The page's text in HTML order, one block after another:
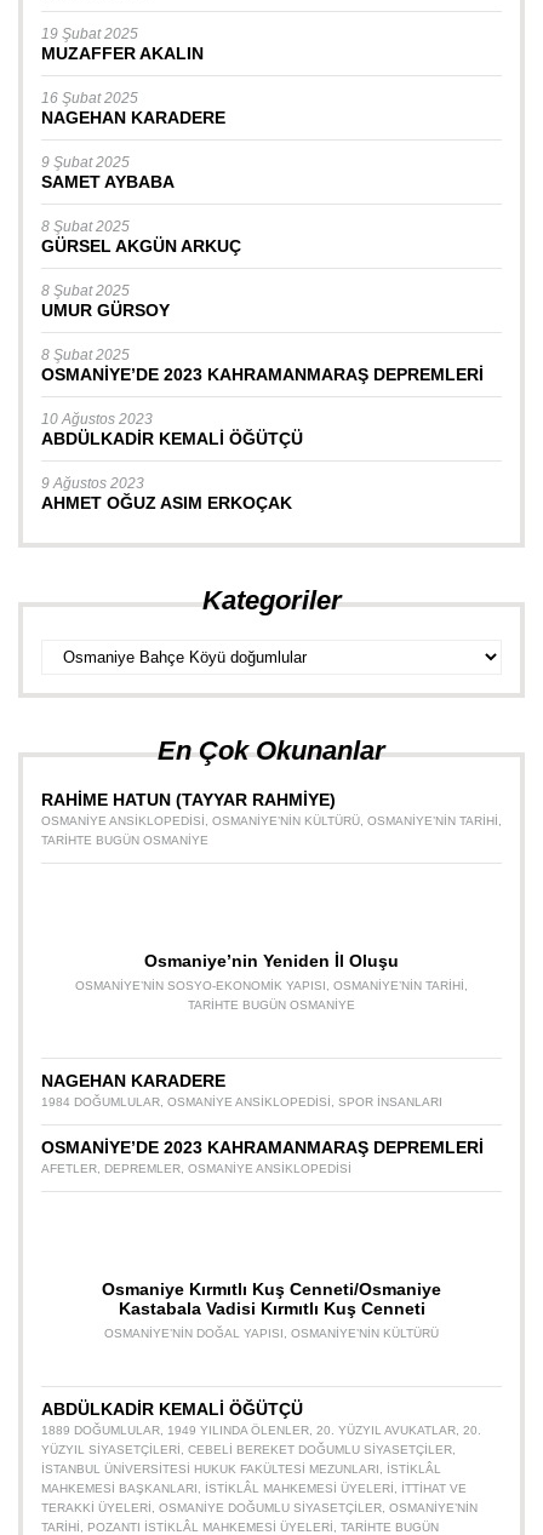
19 Şubat 2025
MUZAFFER AKALIN
16 Şubat 2025
NAGEHAN KARADERE
9 Şubat 2025
SAMET AYBABA
8 Şubat 2025
GÜRSEL AKGÜN ARKUÇ
8 Şubat 2025
UMUR GÜRSOY
8 Şubat 2025
OSMANİYE’DE 2023 KAHRAMANMARAŞ DEPREMLERİ
10 Ağustos 2023
ABDÜLKADİR KEMALİ ÖĞÜTÇÜ
9 Ağustos 2023
AHMET OĞUZ ASIM ERKOÇAK
Kategoriler
Kategoriler
En Çok Okunanlar
RAHİME HATUN (TAYYAR RAHMİYE)
OSMANIYE ANSIKLOPEDISI OSMANIYE’NIN KÜLTÜRÜ OSMANIYE’NIN TARIHI
TARIHTE BUGÜN OSMANIYE
Osmaniye’nin Yeniden İl Oluşu
OSMANIYE’NIN SOSYO-EKONOMIK YAPISI OSMANIYE’NIN TARIHI
TARIHTE BUGÜN OSMANIYE
NAGEHAN KARADERE
1984 DOĞUMLULAR OSMANIYE ANSIKLOPEDISI SPOR INSANLARI
OSMANİYE’DE 2023 KAHRAMANMARAŞ DEPREMLERİ
AFETLER DEPREMLER OSMANIYE ANSIKLOPEDISI
Osmaniye Kırmıtlı Kuş Cenneti/Osmaniye
Kastabala Vadisi Kırmıtlı Kuş Cenneti
OSMANIYE’NIN DOĞAL YAPISI OSMANIYE’NIN KÜLTÜRÜ
ABDÜLKADİR KEMALİ ÖĞÜTÇÜ
1889 DOĞUMLULAR 1949 YILINDA ÖLENLER 20. YÜZYIL AVUKATLAR 20.
YÜZYIL SIYASETÇILERI
CEBELI BEREKET DOĞUMLU SIYASETÇILER
İSTANBUL ÜNIVERSITESI HUKUK FAKÜLTESI MEZUNLARI
İSTIKLÂL
MAHKEMESI BAŞKANLARI
İSTIKLÂL MAHKEMESI ÜYELERI
İTTIHAT VE
TERAKKI ÜYELERI
OSMANIYE DOĞUMLU SIYASETÇILER OSMANIYE’NIN
TARIHI
POZANTI İSTIKLÂL MAHKEMESI ÜYELERI
TARIHTE BUGÜN